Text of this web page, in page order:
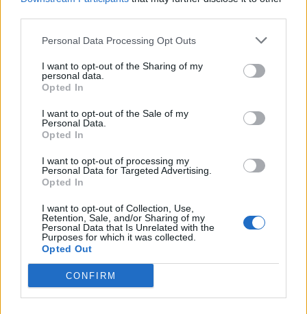
Personal Data Processing Opt Outs
I want to opt-out of the Sharing of my
personal data.
Opted In
I want to opt-out of the Sale of my
Personal Data.
Opted In
I want to opt-out of processing my
Personal Data for Targeted Advertising.
Opted In
I want to opt-out of Collection, Use,
Retention, Sale, and/or Sharing of my
Personal Data that Is Unrelated with the
Purposes for which it was collected.
Opted Out
CONFIRM
ΠΕΡΙΣΣΌΤΕΡΑ ΣΕ ΑΥΤΉ ΤΗΝ ΚΑΤΗΓΟΡΊΑ
Ακάρ: Είμαστε ικανοί να
προστατέψουμε τα
Γαλάζια Πατρίδα
08/09/2020 - 10:55
Τζεφ Μπέζος: Στην
Αμερικανούς